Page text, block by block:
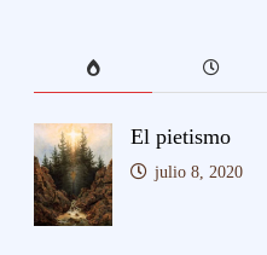
El pietismo
julio 8, 2020